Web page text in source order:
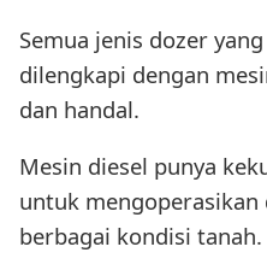
Semua jenis dozer
dilengkapi dengan
dan handal.
Mesin diesel punya
untuk
berbagai kondisi tanah.